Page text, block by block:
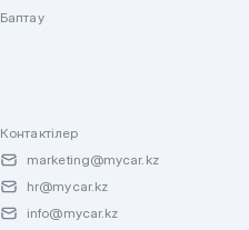
Баптау
Контактілер
marketing@mycar.kz
hr@mycar.kz
info@mycar.kz